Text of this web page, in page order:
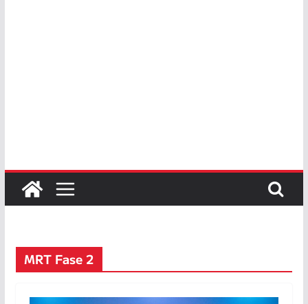
MRT Fase 2